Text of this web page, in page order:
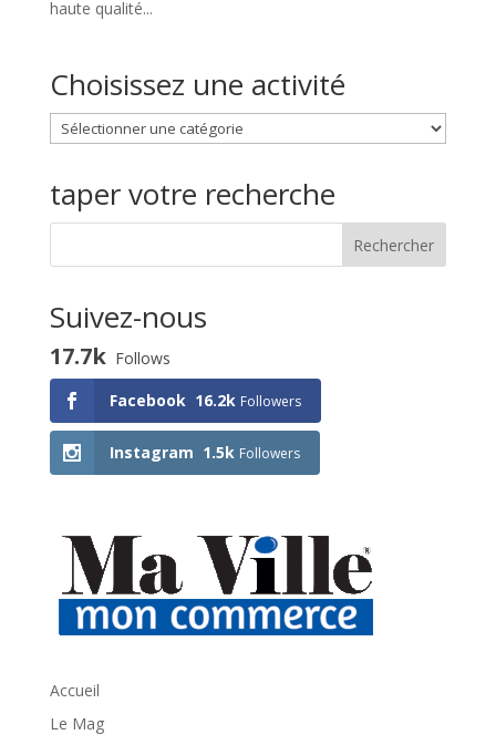
haute qualité...
Choisissez une activité
Choisissez
une
taper votre recherche
Suivez-nous
17.7k Follows
Facebook 16.2k Followers
Instagram 1.5k Followers
Accueil
Le Mag